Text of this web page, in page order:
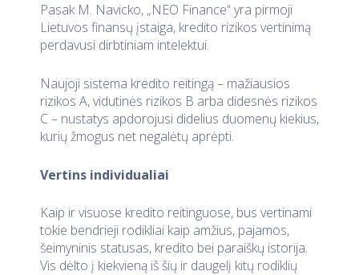
Pasak M. Navicko, „NEO Finance“ yra pirmoji
Lietuvos finansų įstaiga, kredito rizikos vertinimą
perdavusi dirbtiniam intelektui.
Naujoji sistema kredito reitingą – mažiausios
rizikos A, vidutinės rizikos B arba didesnės rizikos
C – nustatys apdorojusi didelius duomenų kiekius,
kurių žmogus net negalėtų aprėpti.
Vertins individualiai
Kaip ir visuose kredito reitinguose, bus vertinami
tokie bendrieji rodikliai kaip amžius, pajamos,
šeimyninis statusas, kredito bei paraiškų istorija.
Vis dėlto į kiekvieną iš šių ir daugelį kitų rodiklių